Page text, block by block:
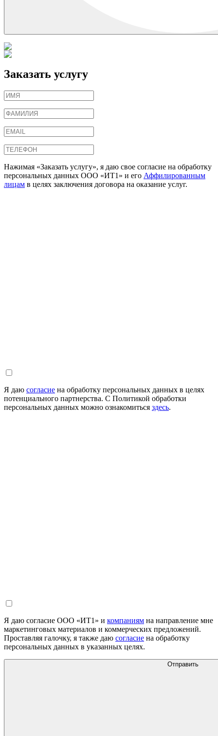
Заказать услугу
Нажимая «Заказать услугу», я даю свое согласие на обработку
персональных данных ООО «ИТ1» и его Аффилированным
лицам в целях заключения договора на оказание услуг.
Я даю согласие на обработку персональных данных в целях
потенциального партнерства. С Политикой обработки
персональных данных можно ознакомиться здесь.
Я даю согласие ООО «ИТ1» и компаниям на направление мне
маркетинговых материалов и коммерческих предложений.
Проставляя галочку, я также даю согласие на обработку
персональных данных в указанных целях.
Отправить